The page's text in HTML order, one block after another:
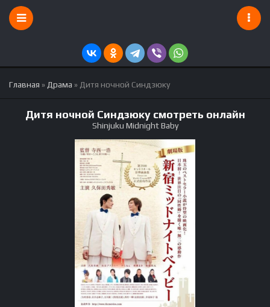
Главная » Драма » Дитя ночной Синдзюку
Дитя ночной Синдзюку смотреть онлайн
Shinjuku Midnight Baby